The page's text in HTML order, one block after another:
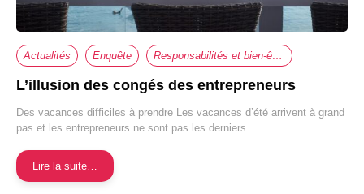
Actualités Enquête Responsabilités et bien-être au travail
L’illusion des congés des entrepreneurs
Des vacances difficiles à prendre Les vacances d’été arrivent à grand
pas et les entrepreneurs ne sont pas les derniers…
Lire la suite…